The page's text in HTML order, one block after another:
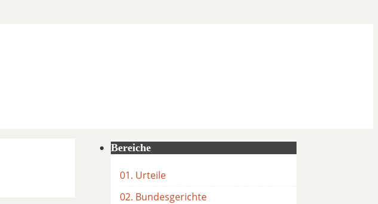
Bereiche
01. Urteile
02. Bundesgerichte